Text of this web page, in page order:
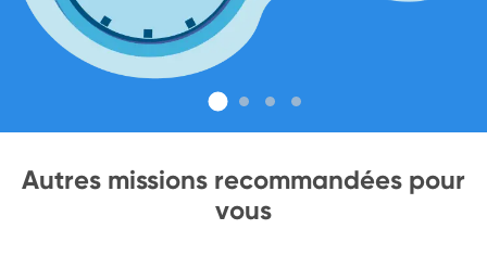
Autres missions recommandées pour
vous